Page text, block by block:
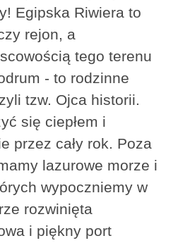
Egipska Riwiera to
rejon, a
tego terenu
- to rodzinne
tzw. Ojca historii.
się ciepłem i
przez cały rok. Poza
lazurowe morze i
wypoczniemy w
rozwinięta
i piękny port